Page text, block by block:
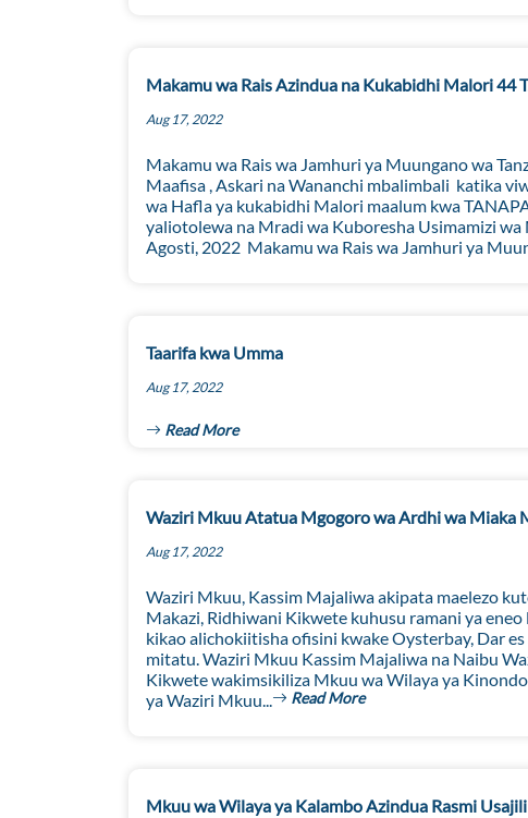
Makamu wa Rais Azindua na Kukabidhi Malori 44
Aug 17, 2022
Makamu wa Rais wa Jamhuri ya Muungano wa
Maafisa , Askari na Wananchi mbalimbali katika
wa Hafla ya kukabidhi Malori maalum kwa
yaliotolewa na Mradi wa Kuboresha Usimamizi
Agosti, 2022 Makamu wa Rais wa Jamhuri ya
Taarifa kwa Umma
Aug 17, 2022
Read More
Waziri Mkuu Atatua Mgogoro wa Ardhi wa Miaka
Aug 17, 2022
Waziri Mkuu, Kassim Majaliwa akipata maelezo
Makazi, Ridhiwani Kikwete kuhusu ramani ya
kikao alichokiitisha ofisini kwake Oysterbay, Dar
mitatu. Waziri Mkuu Kassim Majaliwa na Naibu
Kikwete wakimsikiliza Mkuu wa Wilaya ya
ya Waziri Mkuu...
Read More
Mkuu wa Wilaya ya Kalambo Azindua Rasmi